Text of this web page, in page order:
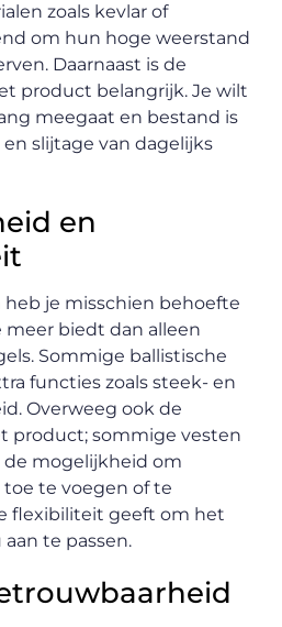
zoals kevlar of
om hun hoge weerstand
Daarnaast is de
product belangrijk. Je wilt
meegaat en bestand is
slijtage van dagelijks
en
je misschien behoefte
biedt dan alleen
Sommige ballistische
functies zoals steek- en
Overweeg ook de
product; sommige vesten
mogelijkheid om
te voegen of te
flexibiliteit geeft om het
te passen.